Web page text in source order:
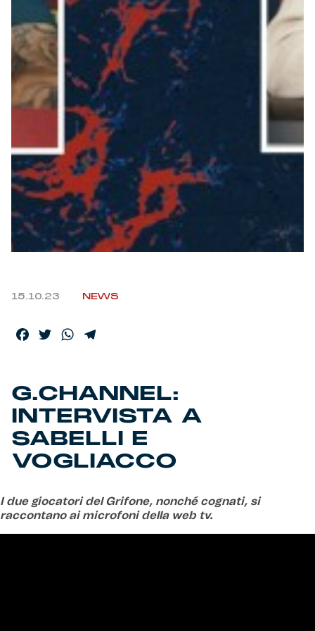
Robe di Kappa x Genoa
Vintage Collection
Red&Blue Voices
Accessori
Party
Isolani x Genoa
Gift Card Online Store
Fortissimo batte il mio cuor
15.10.23 NEWS
Facebook
TwitterWhatsApp
G.CHANNEL:
INTERVISTA A
SABELLI E
VOGLIACCO
I due giocatori del Grifone, nonché cognati, si
raccontano ai microfoni della web tv.